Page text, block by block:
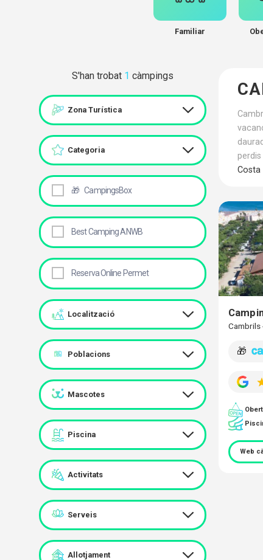
Familiar
S'han trobat 1 càmpings
Zona Turística
Categoria
🎁 CampingsBox
Best Camping ANWB
Reserva Online Permet
Localització
Poblacions
Mascotes
Piscina
Activitats
Serveis
Allotjament
Costa
Cambrils
🎁
Web